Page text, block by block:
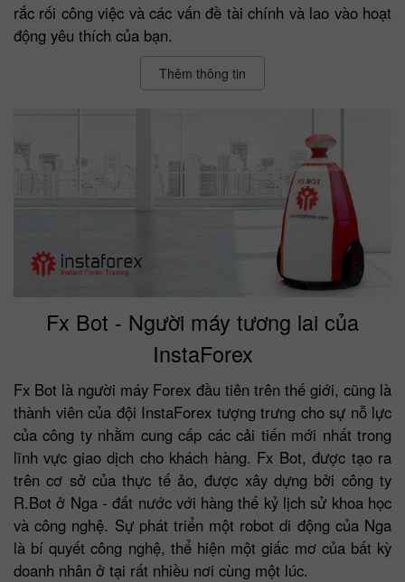
rắc rối công việc và các vấn đề tài chính và lao vào hoạt
động yêu thích của bạn.
Thêm thông tin
Fx Bot - Người máy tương lai của
InstaForex
Fx Bot là người máy Forex đầu tiên trên thế giới, cũng là
thành viên của đội InstaForex tượng trưng cho sự nỗ lực
của công ty nhằm cung cấp các cải tiến mới nhất trong
lĩnh vực giao dịch cho khách hàng. Fx Bot, được tạo ra
trên cơ sở của thực tế ảo, được xây dựng bởi công ty
R.Bot ở Nga - đất nước với hàng thế kỷ lịch sử khoa học
và công nghệ. Sự phát triển một robot di động của Nga
là bí quyết công nghệ, thể hiện một giấc mơ của bất kỳ
doanh nhân ở tại rất nhiều nơi cùng một lúc.